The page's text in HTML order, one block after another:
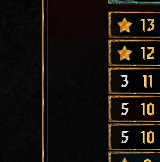
13
12
3 11
5 10
5 10